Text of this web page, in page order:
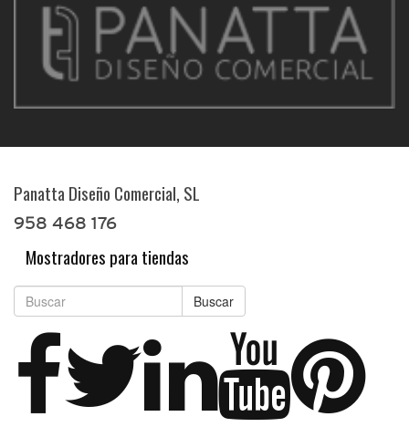
Panatta Diseño Comercial, SL
958 468 176
Mostradores para tiendas
Buscar